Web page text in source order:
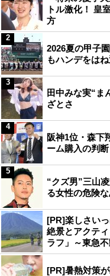
トル激化！ 皇
方
2026夏の甲子
もハンデをは
2
田中みな実“ま
ざとさ
3
阪神1位・森下
ーム購入の判
4
“クズ男”三山
る女性の危険
5
[PR]楽しさい
絶景とアクテ
ラフ」～東急
[PR]暑熱対策